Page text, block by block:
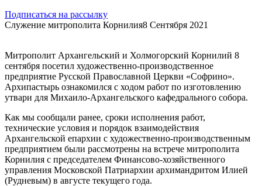
Подписаться на рассылку
Служение митрополита Корнилия8 Сентября 2021
Митрополит Архангельский и Холмогорский Корнилий 8
сентября посетил художественно-производственное
предприятие Русской Православной Церкви «Софрино».
Архипастырь ознакомился с ходом работ по изготовлению
утвари для Михаило-Архангельского кафедрального собора.
Как мы сообщали ранее, сроки исполнения работ,
технические условия и порядок взаимодействия
Архангельской епархии с художественно-производственным
предприятием были рассмотрены на встрече митрополита
Корнилия с председателем Финансово-хозяйственного
управления Московской Патриархии архимандритом Илией
(Рудневым) в августе текущего года.